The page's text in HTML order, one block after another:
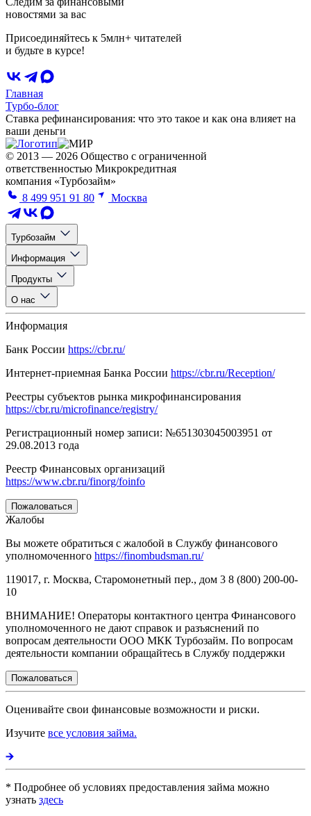
новостями за вас
Присоединяйтесь к 5млн+ читателей
и будьте в курсе!
Главная
Турбо-блог
Ставка рефинансирования: что это такое и как она влияет на
ваши деньги
© 2013 — 2026 Общество с ограниченной
ответственностью Микрокредитная
компания «Турбозайм»
8 499 951 91 80
Москва
Турбозайм
Информация
Продукты
О нас
Информация
Банк России https://cbr.ru/
Интернет-приемная Банка России https://cbr.ru/Reception/
Реестры субъектов рынка микрофинансирования
https://cbr.ru/microfinance/registry/
Регистрационный номер записи: №651303045003951 от
29.08.2013 года
Реестр Финансовых организаций
https://www.cbr.ru/finorg/foinfo
Пожаловаться
Жалобы
Вы можете обратиться с жалобой в Службу финансового
уполномоченного https://finombudsman.ru/
119017, г. Москва, Старомонетный пер., дом 3 8 (800) 200-00-
10
ВНИМАНИЕ! Операторы контактного центра Финансового
уполномоченного не дают справок и разъяснений по
вопросам деятельности ООО МКК Турбозайм. По вопросам
деятельности компании обращайтесь в Службу поддержки
Пожаловаться
Оценивайте свои финансовые возможности и риски.
Изучите все условия займа.
* Подробнее об условиях предоставления займа можно
узнать здесь